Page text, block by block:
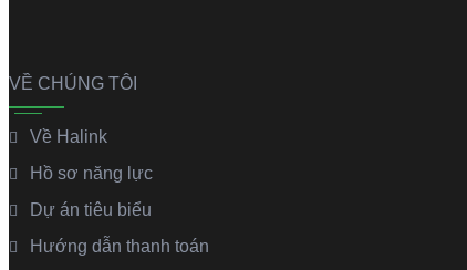
VỀ CHÚNG TÔI
Về Halink
Hồ sơ năng lực
Dự án tiêu biểu
Hướng dẫn thanh toán